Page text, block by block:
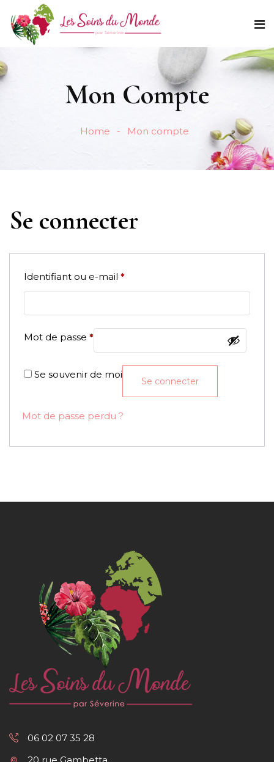
Mon Compte
Home Mon compte
Se connecter
Identifiant ou e-mail *
Mot de passe *
Se souvenir de moi
Se connecter
Mot de passe perdu ?
06 02 07 35 28